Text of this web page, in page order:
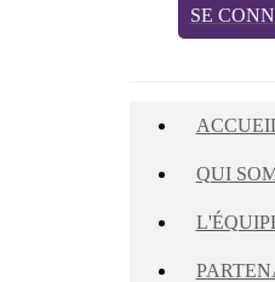
SE
QUI